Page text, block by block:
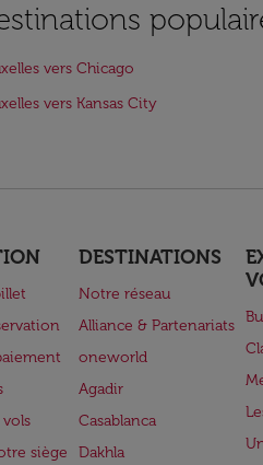
vers Chicago
vers Kansas City
siège
DESTINATIONS
Notre réseau
Alliance & Partenariats
oneworld
Agadir
Casablanca
Dakhla